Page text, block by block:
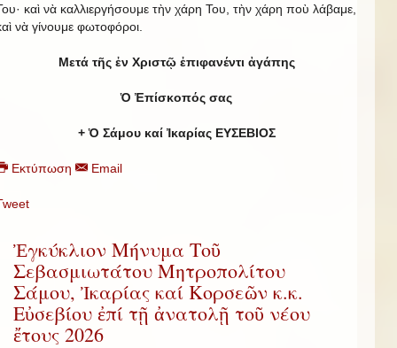
καὶ νὰ καλλιεργήσουμε τὴν χάρη Του, τὴν χάρη ποὺ λάβαμε,
νὰ γίνουμε φωτοφόροι.
Μετά τῆς ἐν Χριστῷ ἐπιφανέντι ἀγάπης
Ὁ Ἐπίσκοπός σας
+ Ὁ Σάμου καί Ἰκαρίας ΕΥΣΕΒΙΟΣ
Εκτύπωση Email
Ἐγκύκλιον Μήνυμα Τοῦ
Σεβασμιωτάτου Μητροπολίτου
Σάμου, Ἰκαρίας καί Κορσεῶν κ.κ.
Εὐσεβίου ἐπί τῇ ἀνατολῇ τοῦ νέου
ἔτους 2026